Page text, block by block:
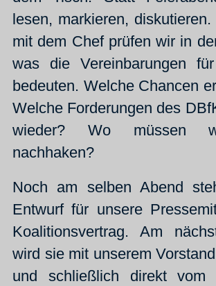
lesen, markieren,
mit dem Chef prüfen wir in
was die Vereinbarungen
bedeuten. Welche Chancen
Welche Forderungen des
wieder? Wo müssen
nachhaken?
Noch am selben Abend
Entwurf für unsere
Koalitionsvertrag. Am
wird sie mit unserem
und schließlich direkt vom